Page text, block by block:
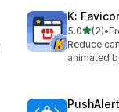
K:
5.0별 5개
(2)
총 리뷰 2개
•
Reduce
animated